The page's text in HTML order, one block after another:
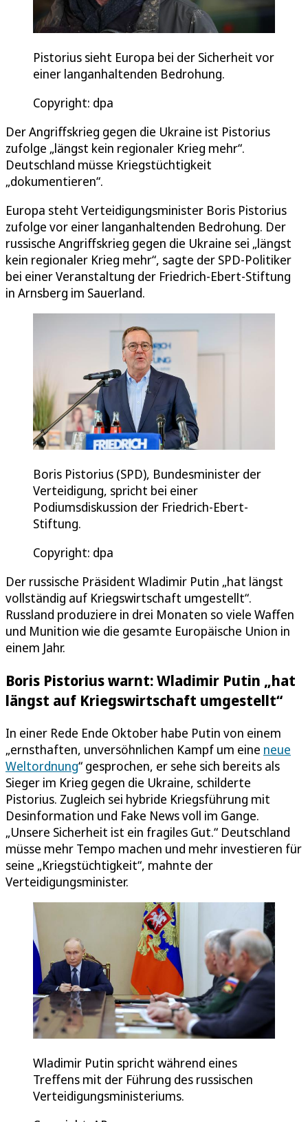
Pistorius sieht Europa bei der Sicherheit vor
einer langanhaltenden Bedrohung.
Copyright: dpa
Der Angriffskrieg gegen die Ukraine ist Pistorius
zufolge „längst kein regionaler Krieg mehr“.
Deutschland müsse Kriegstüchtigkeit
„dokumentieren“.
Europa steht Verteidigungsminister Boris Pistorius
zufolge vor einer langanhaltenden Bedrohung. Der
russische Angriffskrieg gegen die Ukraine sei „längst
kein regionaler Krieg mehr“, sagte der SPD-Politiker
bei einer Veranstaltung der Friedrich-Ebert-Stiftung
in Arnsberg im Sauerland.
Boris Pistorius (SPD), Bundesminister der
Verteidigung, spricht bei einer
Podiumsdiskussion der Friedrich-Ebert-
Stiftung.
Copyright: dpa
Der russische Präsident Wladimir Putin „hat längst
vollständig auf Kriegswirtschaft umgestellt“.
Russland produziere in drei Monaten so viele Waffen
und Munition wie die gesamte Europäische Union in
einem Jahr.
Boris Pistorius warnt: Wladimir Putin „hat
längst auf Kriegswirtschaft umgestellt“
In einer Rede Ende Oktober habe Putin von einem
„ernsthaften, unversöhnlichen Kampf um eine neue
Weltordnung“ gesprochen, er sehe sich bereits als
Sieger im Krieg gegen die Ukraine, schilderte
Pistorius. Zugleich sei hybride Kriegsführung mit
Desinformation und Fake News voll im Gange.
„Unsere Sicherheit ist ein fragiles Gut.“ Deutschland
müsse mehr Tempo machen und mehr investieren für
seine „Kriegstüchtigkeit“, mahnte der
Verteidigungsminister.
Wladimir Putin spricht während eines
Treffens mit der Führung des russischen
Verteidigungsministeriums.